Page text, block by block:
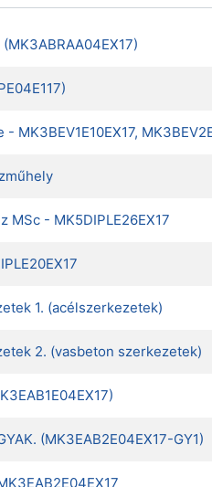
MK3BEV1E10EX17,
MSc - MK5DIPLE26EX17
1. (acélszerkezetek)
2. (vasbeton szerkezetek)
(MK3EAB2E04EX17-GY1)